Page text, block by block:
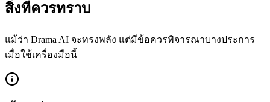
สิ่งที่ควรทราบ
แม้ว่า Drama AI จะทรงพลัง แต่มีข้อควรพิจารณาบางประการ
เมื่อใช้เครื่องมือนี้